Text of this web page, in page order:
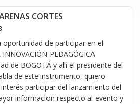
CORTES
oportunidad de participar en el
PEDAGÓGICA
de BOGOTÁ y allí el presidente del
de este instrumento, quiero
participar del lanzamiento del
informacion respecto al evento y